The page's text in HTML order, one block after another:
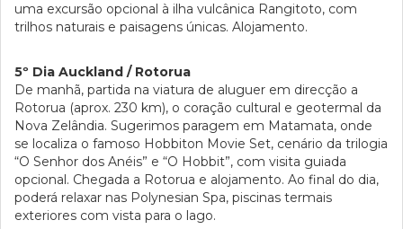
uma excursão opcional à ilha vulcânica Rangitoto, com
trilhos naturais e paisagens únicas. Alojamento.
5º Dia Auckland / Rotorua
De manhã, partida na viatura de aluguer em direcção a
Rotorua (aprox. 230 km), o coração cultural e geotermal da
Nova Zelândia. Sugerimos paragem em Matamata, onde
se localiza o famoso Hobbiton Movie Set, cenário da trilogia
“O Senhor dos Anéis” e “O Hobbit”, com visita guiada
opcional. Chegada a Rotorua e alojamento. Ao final do dia,
poderá relaxar nas Polynesian Spa, piscinas termais
exteriores com vista para o lago.